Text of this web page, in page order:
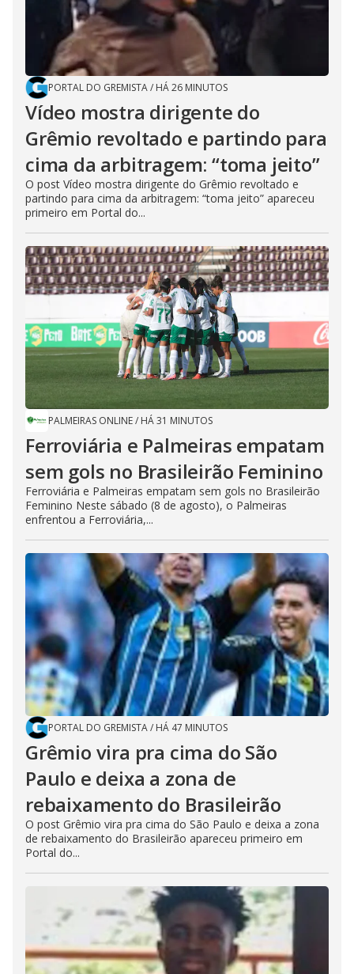
PORTAL DO GREMISTA/ HÁ 26 MINUTOS
Vídeo mostra dirigente do
Grêmio revoltado e partindo para
cima da arbitragem: “toma jeito”
O post Vídeo mostra dirigente do Grêmio revoltado e
partindo para cima da arbitragem: “toma jeito” apareceu
primeiro em Portal do...
PALMEIRAS ONLINE/ HÁ 31 MINUTOS
Ferroviária e Palmeiras empatam
sem gols no Brasileirão Feminino
Ferroviária e Palmeiras empatam sem gols no Brasileirão
Feminino Neste sábado (8 de agosto), o Palmeiras
enfrentou a Ferroviária,...
PORTAL DO GREMISTA/ HÁ 47 MINUTOS
Grêmio vira pra cima do São
Paulo e deixa a zona de
rebaixamento do Brasileirão
O post Grêmio vira pra cima do São Paulo e deixa a zona
de rebaixamento do Brasileirão apareceu primeiro em
Portal do...